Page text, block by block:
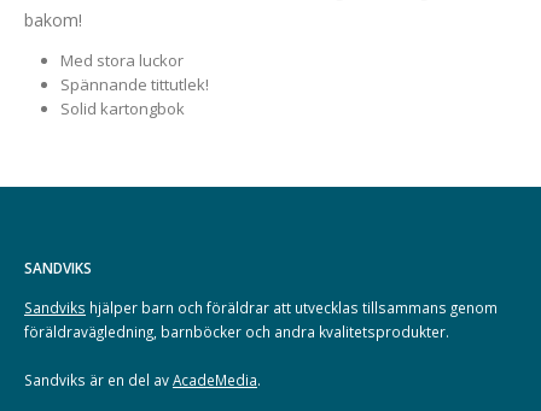
bakom!
Med stora luckor
Spännande tittutlek!
Solid kartongbok
SANDVIKS
Sandviks hjälper barn och föräldrar att utvecklas tillsammans genom
föräldravägledning, barnböcker och andra kvalitetsprodukter.
Sandviks är en del avAcadeMedia.